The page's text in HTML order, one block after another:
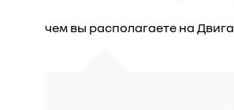
чем вы располагаете на